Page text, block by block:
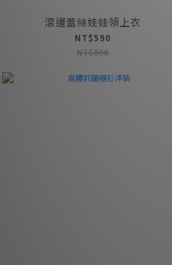
滾邊蕾絲娃娃領上衣
NT$590
NT$890